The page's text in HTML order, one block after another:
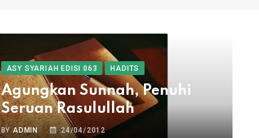
ASY SYARIAH EDISI 063 HADITS
Agungkan Sunnah, Penuhi
Seruan Rasulullah
BYADMIN 24/04/2012